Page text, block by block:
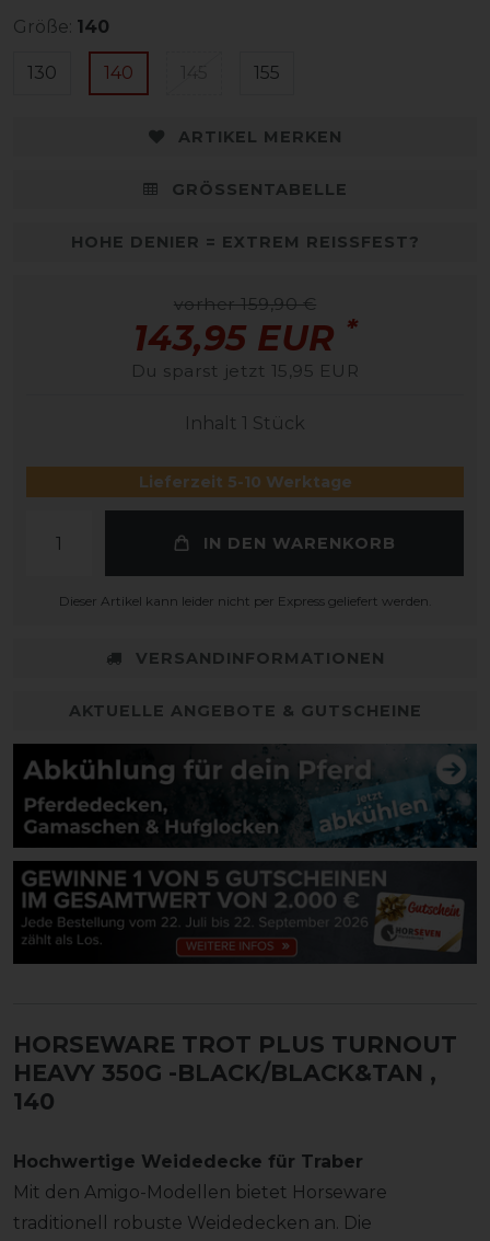
Größe: 140
130 140 155
ARTIKEL MERKEN
GRÖSSENTABELLE
HOHE DENIER = EXTREM REISSFEST?
vorher 159,90 €
143,95 EUR *
Du sparst jetzt 15,95 EUR
Inhalt 1 Stück
Lieferzeit 5-10 Werktage
IN DEN WARENKORB
Dieser Artikel kann leider nicht per Express geliefert werden.
VERSANDINFORMATIONEN
AKTUELLE ANGEBOTE & GUTSCHEINE
HORSEWARE TROT PLUS TURNOUT
HEAVY 350G -BLACK/BLACK&TAN ,
140
Hochwertige Weidedecke für Traber
Mit den Amigo-Modellen bietet Horseware
traditionell robuste Weidedecken an. Die